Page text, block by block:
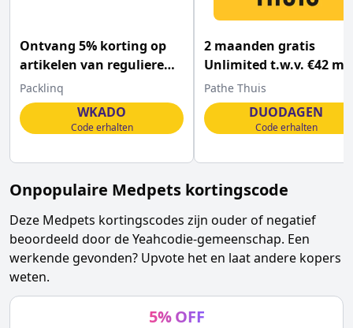
Ontvang 5% korting op
artikelen van reguliere
prijs met deze Packlinq
coupon
Packlinq
WKADO
Code erhalten
2 maanden gratis
Unlimited t.w.v. €42
deze Pathé
Pathe Thuis
DUODAGEN
Code erhalten
Onpopulaire Medpets kortingscode
Deze Medpets kortingscodes zijn ouder of negatief
beoordeeld door de Yeahcodie-gemeenschap. Een
werkende gevonden? Upvote het en laat andere kopers
weten.
5% OFF